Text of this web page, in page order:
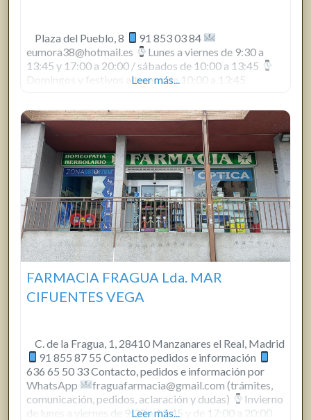
Plaza del Pueblo, 8
91 853 03 84
eumora38@hotmail.es
Lunes a viernes de 9:30 a
13:45 y 17:00 a 20:00 / sábados de 10:00 a 13:45
Domingos y festivos alternos de 10:00 a 13:45
Leer más...
FARMACIA FRAGUA Lda. MAR
CIFUENTES VEGA
C. de la Fragua, 1, 28410 Manzanares el Real, Madrid
91 855 87 55 Contacto pedidos e información
636 65 50 33 Contacto, pedidos e información por
WhatsApp
fraguafarmacia@gmail.com (trámites,
comunicación, pedidos, aclaración y dudas)
Invierno
de lunes a viernes de 9:30 a 13:45 y de 17:00 a 20:00
Leer más...